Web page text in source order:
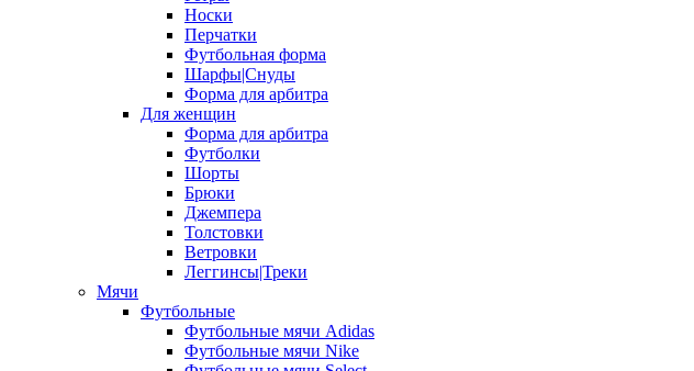
Носки
Перчатки
Футбольная форма
Шарфы|Снуды
Форма для арбитра
Для женщин
Форма для арбитра
Футболки
Шорты
Брюки
Джемпера
Толстовки
Ветровки
Леггинсы|Треки
Мячи
Футбольные
Футбольные мячи Adidas
Футбольные мячи Nike